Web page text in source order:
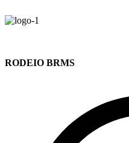
RODEIO BRMS